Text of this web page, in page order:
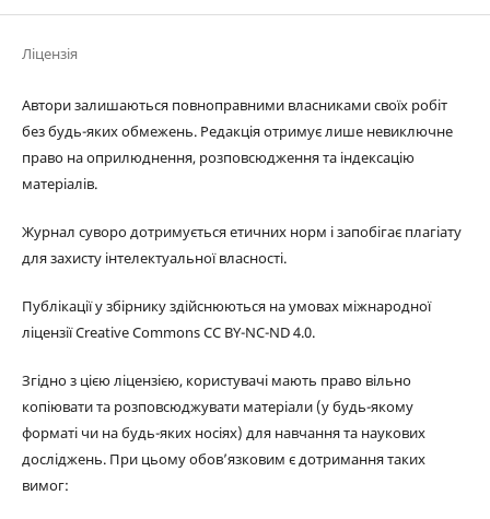
Ліцензія
Автори залишаються повноправними власниками своїх робіт
без будь-яких обмежень. Редакція отримує лише невиключне
право на оприлюднення, розповсюдження та індексацію
матеріалів.
Журнал суворо дотримується етичних норм і запобігає плагіату
для захисту інтелектуальної власності.
Публікації у збірнику здійснюються на умовах міжнародної
ліцензії Creative Commons CC BY-NC-ND 4.0.
Згідно з цією ліцензією, користувачі мають право вільно
копіювати та розповсюджувати матеріали (у будь-якому
форматі чи на будь-яких носіях) для навчання та наукових
досліджень. При цьому обов’язковим є дотримання таких
вимог: